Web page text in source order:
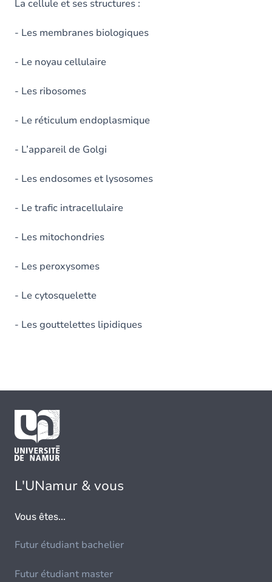
La cellule et ses structures :
- Les membranes biologiques
- Le noyau cellulaire
- Les ribosomes
- Le réticulum endoplasmique
- L’appareil de Golgi
- Les endosomes et lysosomes
- Le trafic intracellulaire
- Les mitochondries
- Les peroxysomes
- Le cytosquelette
- Les gouttelettes lipidiques
L'UNamur & vous
Vous êtes...
Futur étudiant bachelier
Futur étudiant master